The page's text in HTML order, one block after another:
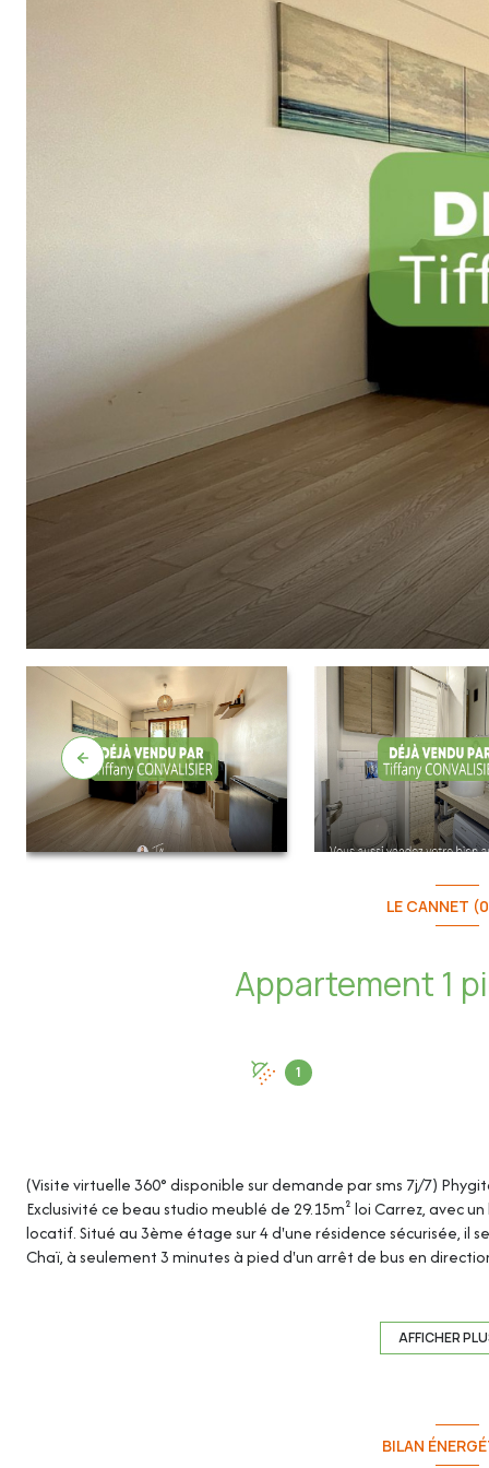
LE CANNET
1
(Visite virtuelle 360° disponible sur demande par sms 7j/7)
Exclusivité ce beau studio meublé de 29.15m² loi Carrez, avec
locatif. Situé au 3ème étage sur 4 d'une résidence sécurisée, il
Chaï, à seulement 3 minutes à pied d'un arrêt de bus en
Nombreuses places de stationnement gratuites autour de la
AFFICHER
BILAN